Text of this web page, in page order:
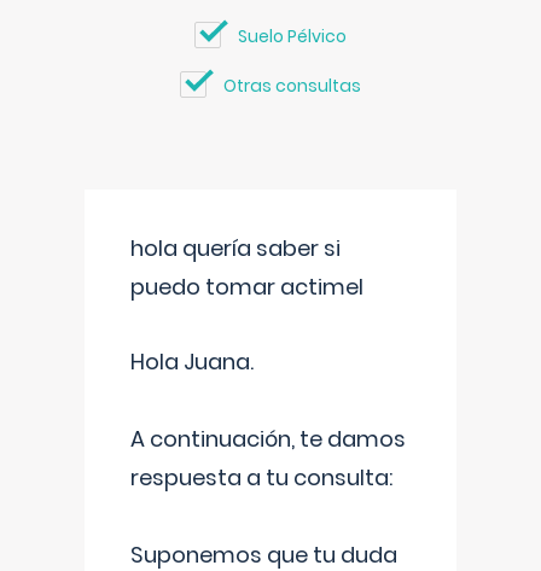
Suelo Pélvico
Otras consultas
hola quería saber si
puedo tomar actimel
Hola Juana.
A continuación, te damos
respuesta a tu consulta:
Suponemos que tu duda